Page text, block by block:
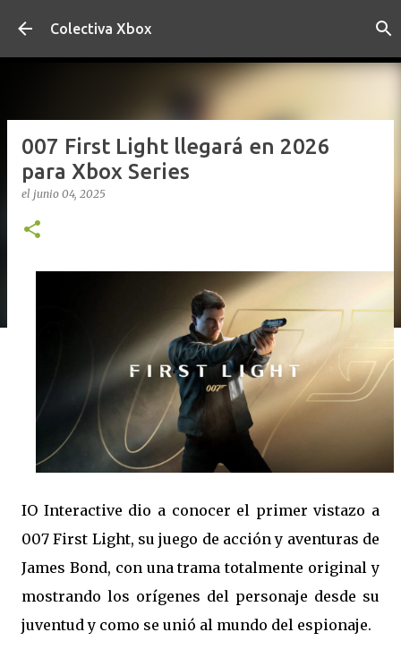
Ir al contenido principal
Colectiva Xbox
007 First Light llegará en 2026
para Xbox Series
el junio 04, 2025
IO Interactive dio a conocer el primer vistazo a
007 First Light, su juego de acción y aventuras de
James Bond, con una trama totalmente original y
mostrando los orígenes del personaje desde su
juventud y como se unió al mundo del espionaje.